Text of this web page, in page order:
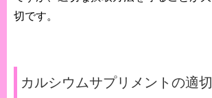
切です。
カルシウムサプリメントの適切